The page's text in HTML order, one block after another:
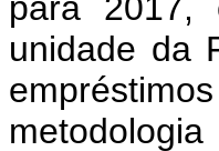
unidade da